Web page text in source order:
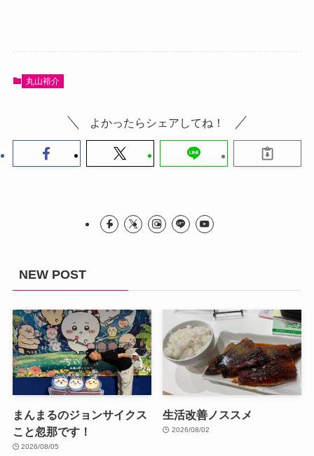
丸山裕介
よかったらシェアしてね！
NEW POST
まんまるのジョンサイクス
こと忽那です！
2026/08/05
生活改善ノススメ
2026/08/02